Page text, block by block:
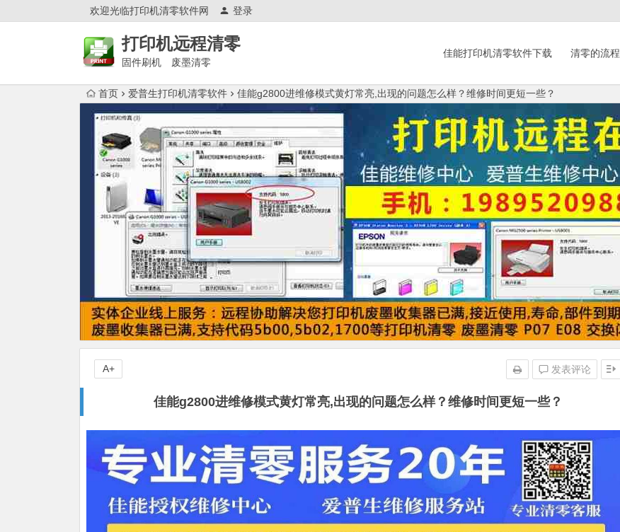
欢迎光临打印机清零软件网 登录
打印机远程清零
固件刷机 废墨清零
佳能打印机清零软件下载 清零的流程
首页 爱普生打印机清零软件 佳能g2800进维修模式黄灯常亮,出现的问题怎么样？维修时间更短一些？
佳能g2800进维修模式黄灯常亮,出现的问题怎么样？维修时间更短一些？
发表评论
A+